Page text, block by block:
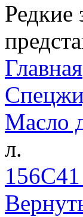
Редкие
Главная
Масло
л.